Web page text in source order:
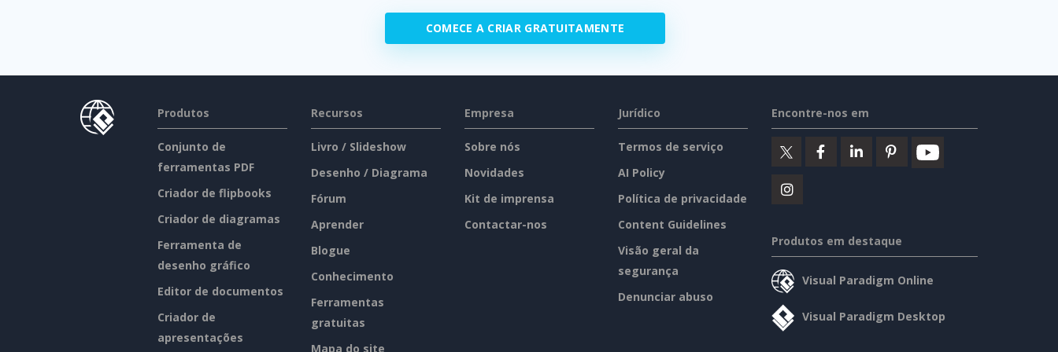
COMECE A CRIAR GRATUITAMENTE
Produtos
Conjunto de
ferramentas PDF
Criador de flipbooks
Criador de diagramas
Ferramenta de
desenho gráfico
Editor de documentos
Criador de
apresentações
Recursos
Livro / Slideshow
Desenho / Diagrama
Fórum
Aprender
Blogue
Conhecimento
Ferramentas
gratuitas
Mapa do site
Empresa
Sobre nós
Novidades
Kit de imprensa
Contactar-nos
Jurídico
Termos de serviço
AI Policy
Política de privacidade
Content Guidelines
Visão geral da
segurança
Denunciar abuso
Encontre-nos em
Produtos em destaque
Visual Paradigm Online
Visual Paradigm Desktop